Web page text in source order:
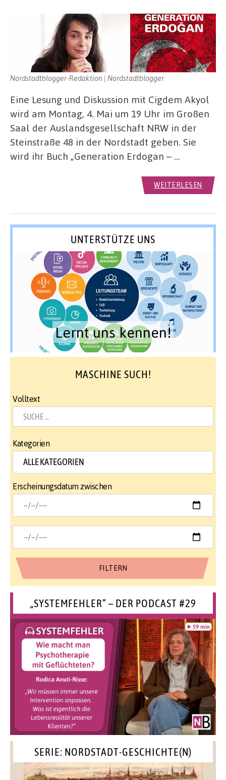
Nordstadtblogger-Redaktion | Nordstadtblogger
Eine Lesung und Diskussion mit Cigdem Akyol
wird am Montag, 4. Mai um 19 Uhr im Großen
Saal der Auslandsgesellschaft NRW in der
Steinstraße 48 in der Nordstadt geben. Sie
wird ihr Buch „Generation Erdogan – …
WEITERLESEN
UNTERSTÜTZE UNS
Lernt uns kennen!
MASCHINE SUCH!
Volltext
Kategorien
Erscheinungsdatum zwischen
„SYSTEMFEHLER“ – DER PODCAST #29
SERIE: NORDSTADT-GESCHICHTE(N)